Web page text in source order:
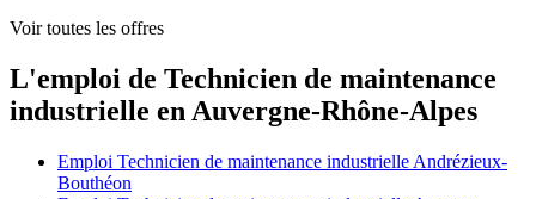
Voir toutes les offres
L'emploi de Technicien de maintenance
industrielle en Auvergne-Rhône-Alpes
Emploi Technicien de maintenance industrielle Andrézieux-
Bouthéon